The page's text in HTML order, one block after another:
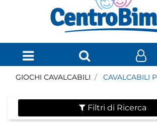
Open menu
GIOCHI CAVALCABILI CAVALCABILI
Filtri di Ricerca